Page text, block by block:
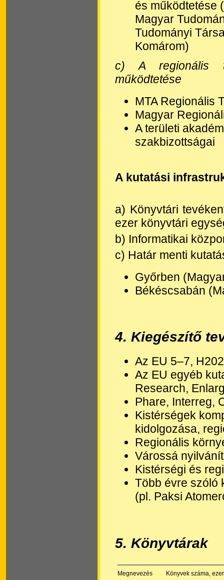
és működtetése
Magyar
Tudományi
Komárom)
c) A regionális
működtetése
MTA Regionális
Magyar
A területi
szakbizottságai
A kutatási
a) Könyvtári
ezer könyvtári
b) Informatikai
c) Határ menti
Győrben
Békéscsabán
4. Kiegészítő
Az EU 5–7,
Az EU egyéb
Research,
Phare, Interreg,
Kistérségek
kidolgozása,
Regionális
Várossá
Kistérségi és
Több évre szóló
(pl. Paksi
5. Könyvtárak
Megnevezés Könyvek száma,